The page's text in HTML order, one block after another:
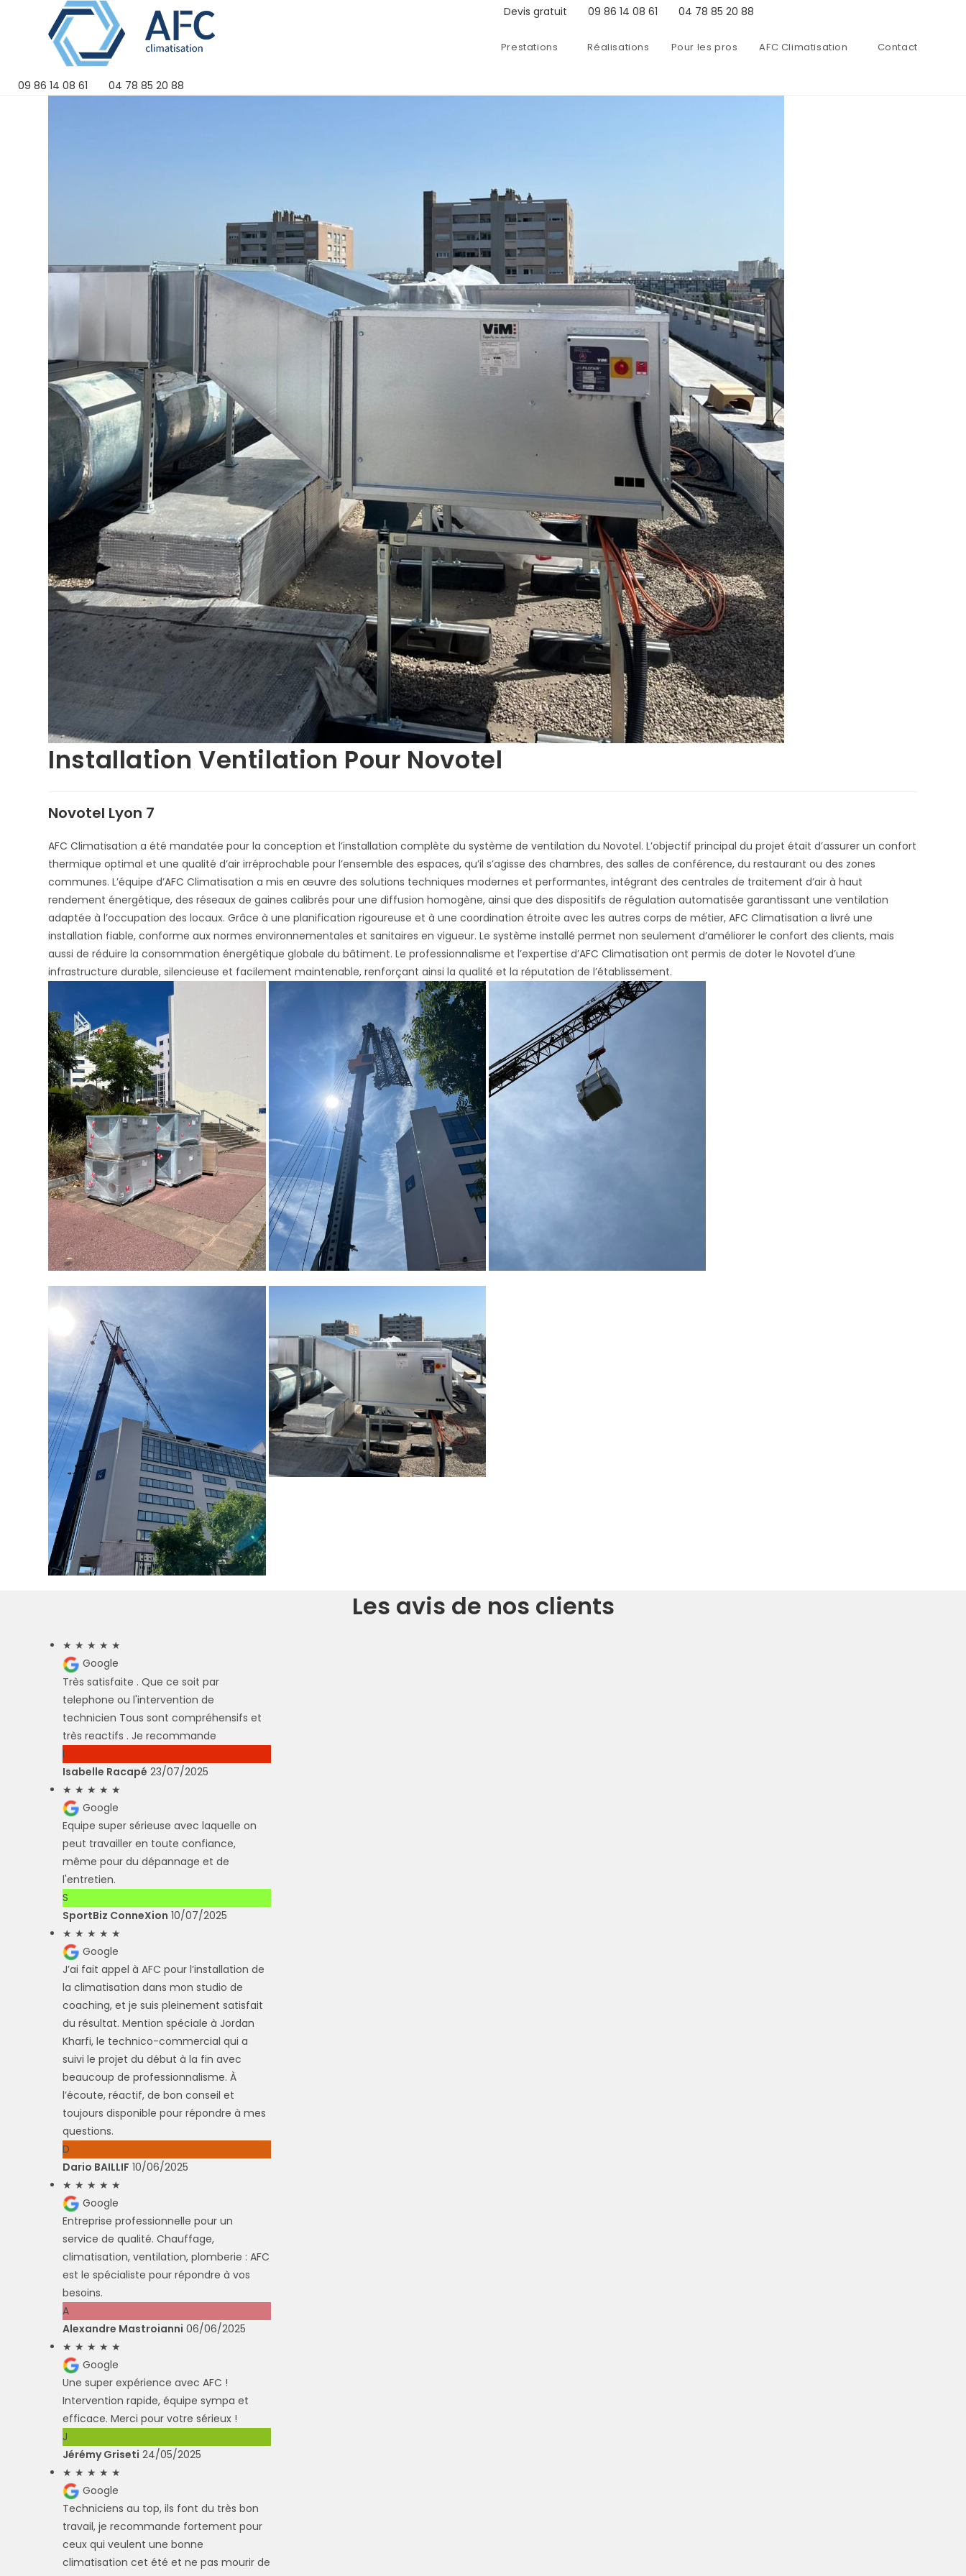
Devis gratuit 09 86 14 08 61 04 78 85 20 88
Prestations Réalisations Pour les pros AFC Climatisation Contact
09 86 14 08 61 04 78 85 20 88
Installation Ventilation Pour Novotel
Novotel Lyon 7
AFC Climatisation a été mandatée pour la conception et l’installation complète du système de ventilation du Novotel. L’objectif principal du projet était d’assurer un confort
thermique optimal et une qualité d’air irréprochable pour l’ensemble des espaces, qu’il s’agisse des chambres, des salles de conférence, du restaurant ou des zones
communes. L’équipe d’AFC Climatisation a mis en œuvre des solutions techniques modernes et performantes, intégrant des centrales de traitement d’air à haut
rendement énergétique, des réseaux de gaines calibrés pour une diffusion homogène, ainsi que des dispositifs de régulation automatisée garantissant une ventilation
adaptée à l’occupation des locaux. Grâce à une planification rigoureuse et à une coordination étroite avec les autres corps de métier, AFC Climatisation a livré une
installation fiable, conforme aux normes environnementales et sanitaires en vigueur. Le système installé permet non seulement d’améliorer le confort des clients, mais
aussi de réduire la consommation énergétique globale du bâtiment. Le professionnalisme et l’expertise d’AFC Climatisation ont permis de doter le Novotel d’une
infrastructure durable, silencieuse et facilement maintenable, renforçant ainsi la qualité et la réputation de l’établissement.
Les avis de nos clients
★ ★ ★ ★ ★
Google
Très satisfaite . Que ce soit par
telephone ou l'intervention de
technicien Tous sont compréhensifs et
très reactifs . Je recommande
I
Isabelle Racapé 23/07/2025
★ ★ ★ ★ ★
Google
Equipe super sérieuse avec laquelle on
peut travailler en toute confiance,
même pour du dépannage et de
l'entretien.
S
SportBiz ConneXion 10/07/2025
★ ★ ★ ★ ★
Google
J’ai fait appel à AFC pour l’installation de
la climatisation dans mon studio de
coaching, et je suis pleinement satisfait
du résultat. Mention spéciale à Jordan
Kharfi, le technico-commercial qui a
suivi le projet du début à la fin avec
beaucoup de professionnalisme. À
l’écoute, réactif, de bon conseil et
toujours disponible pour répondre à mes
questions.
D
Dario BAILLIF 10/06/2025
★ ★ ★ ★ ★
Google
Entreprise professionnelle pour un
service de qualité. Chauffage,
climatisation, ventilation, plomberie : AFC
est le spécialiste pour répondre à vos
besoins.
A
Alexandre Mastroianni 06/06/2025
★ ★ ★ ★ ★
Google
Une super expérience avec AFC !
Intervention rapide, équipe sympa et
efficace. Merci pour votre sérieux !
J
Jérémy Griseti 24/05/2025
★ ★ ★ ★ ★
Google
Techniciens au top, ils font du très bon
travail, je recommande fortement pour
ceux qui veulent une bonne
climatisation cet été et ne pas mourir de